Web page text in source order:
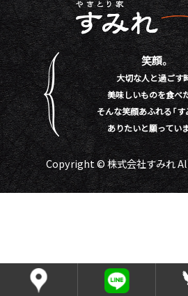
笑顔。
大切な人と過ごす
美味しいものを食べ
そんな笑顔あふれる「す
ありたいと願ってい
Copyright © 株式会社すみれ